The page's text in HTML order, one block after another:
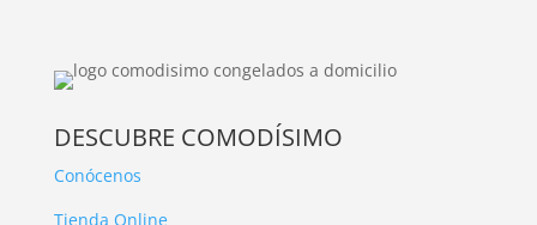
DESCUBRE COMODÍSIMO
Conócenos
Tienda Online